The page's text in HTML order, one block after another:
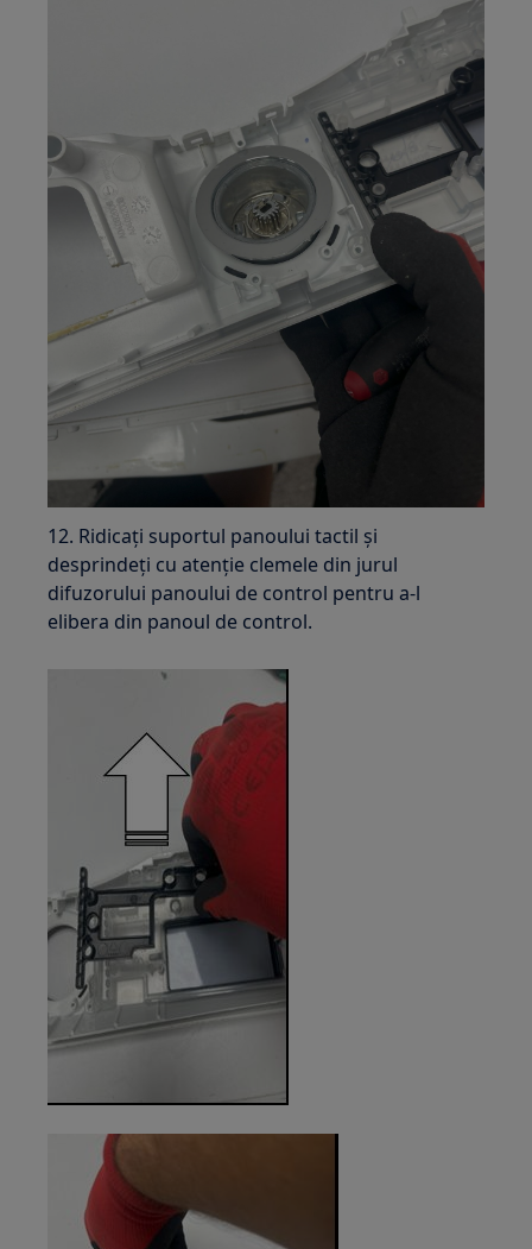
12. Ridicați suportul panoului tactil și
desprindeți cu atenție clemele din jurul
difuzorului panoului de control pentru a-l
elibera din panoul de control.